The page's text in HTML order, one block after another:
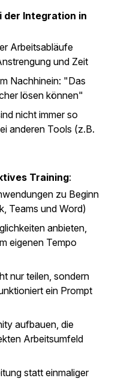
der Integration in
Arbeitsabläufe
und Zeit
Nachhinein: "Das
lösen können"
nicht immer so
anderen Tools (z.B.
Training:
zu Beginn
Teams und Word)
anbieten,
eigenen Tempo
nur teilen, sondern
ein Prompt
aufbauen, die
Arbeitsumfeld
statt einmaliger